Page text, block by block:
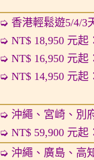
➭ 香港輕鬆遊5/4/3
➭ NT$ 18,950 元起
➭ NT$ 16,950 元起
➭ NT$ 14,950 元起
➭ 沖繩、宮崎、別
➭ NT$ 59,900 元起
➭ 沖繩、廣島、高